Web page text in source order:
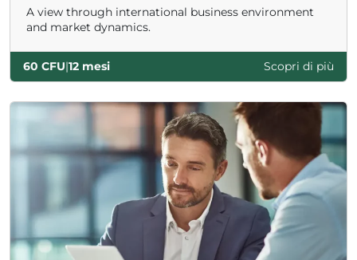
A view through international business environment
and market dynamics.
60 CFU|12 mesi Scopri di più